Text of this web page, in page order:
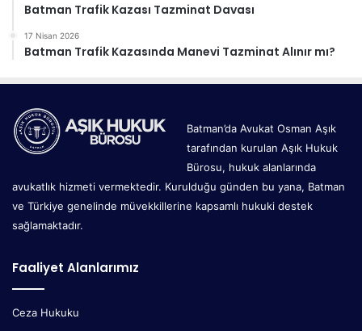
Batman Trafik Kazası Tazminat Davası
17 Nisan 2026
Batman Trafik Kazasında Manevi Tazminat Alınır mı?
Batman’da Avukat Osman Aşık
tarafından kurulan Aşık Hukuk
Bürosu, hukuk alanlarında
avukatlık hizmeti vermektedir. Kurulduğu günden bu yana, Batman
ve Türkiye genelinde müvekkillerine kapsamlı hukuki destek
sağlamaktadır.
Faaliyet Alanlarımız
Ceza Hukuku